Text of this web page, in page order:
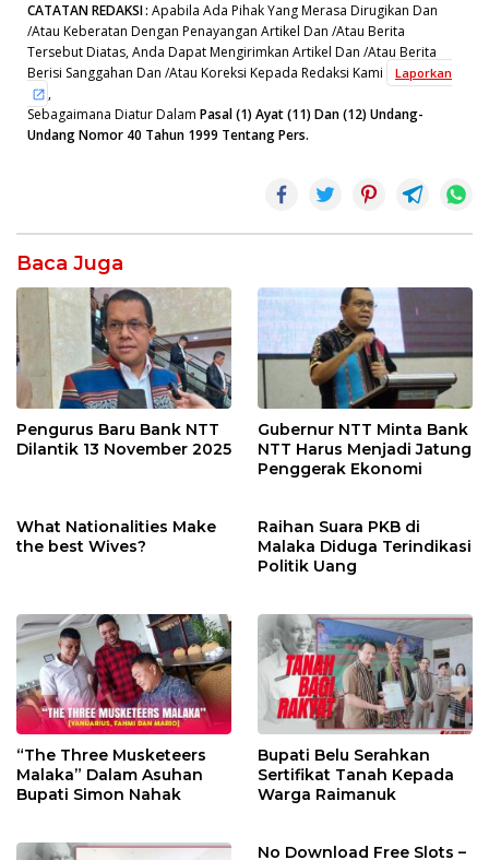
CATATAN REDAKSI: Apabila Ada Pihak Yang Merasa Dirugikan Dan
/Atau Keberatan Dengan Penayangan Artikel Dan /Atau Berita
Tersebut Diatas, Anda Dapat Mengirimkan Artikel Dan /Atau Berita
Berisi Sanggahan Dan /Atau Koreksi Kepada Redaksi Kami
Laporkan
,
Sebagaimana Diatur Dalam Pasal (1) Ayat (11) Dan (12) Undang-
Undang Nomor 40 Tahun 1999 Tentang Pers.
Baca Juga
Pengurus Baru Bank NTT
Dilantik 13 November 2025
Gubernur NTT Minta Bank
NTT Harus Menjadi Jatung
Penggerak Ekonomi
What Nationalities Make
the best Wives?
Raihan Suara PKB di
Malaka Diduga Terindikasi
Politik Uang
“The Three Musketeers
Malaka” Dalam Asuhan
Bupati Simon Nahak
Bupati Belu Serahkan
Sertifikat Tanah Kepada
Warga Raimanuk
No Download Free Slots –